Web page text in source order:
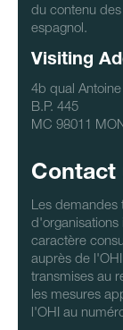
du contenu
espagnol.
Visiting
4b qual
B.P. 445
MC 98011
Contact
Les demandes
d'organisations
caractère
auprès de
transmises au
les mesures
l'OHI au